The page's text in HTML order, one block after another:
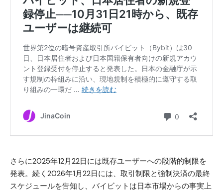
さらに2025年12月22日には既存ユーザーへの段階的制限を
発表。続く2026年1月22日には、取引制限と強制決済の最終
スケジュールを告知し、バイビットは日本市場からの事実上